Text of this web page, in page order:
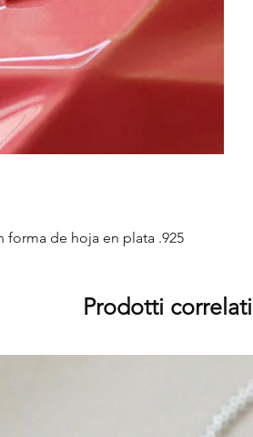
de hoja en plata .925
Prodotti correlati